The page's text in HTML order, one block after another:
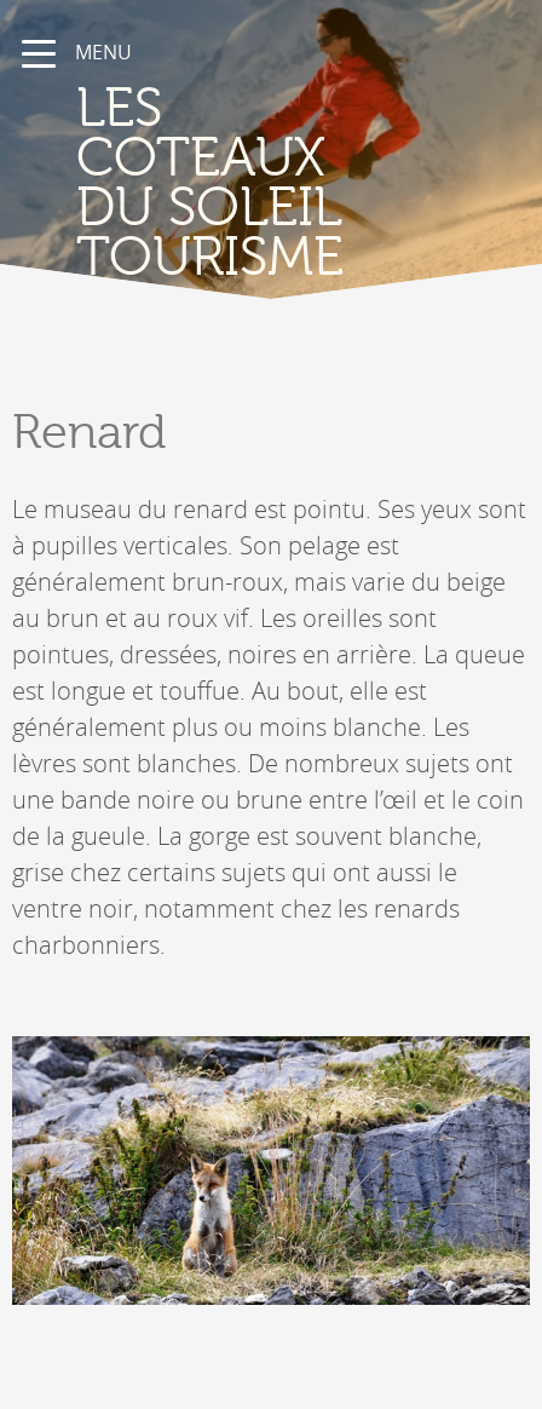
MENU
LES
COTEAUX
DU SOLEIL
TOURISME
Renard
Le museau du renard est pointu. Ses yeux sont
à pupilles verticales. Son pelage est
généralement brun-roux, mais varie du beige
au brun et au roux vif. Les oreilles sont
pointues, dressées, noires en arrière. La queue
est longue et touffue. Au bout, elle est
généralement plus ou moins blanche. Les
lèvres sont blanches. De nombreux sujets ont
une bande noire ou brune entre l’œil et le coin
de la gueule. La gorge est souvent blanche,
grise chez certains sujets qui ont aussi le
ventre noir, notamment chez les renards
charbonniers.